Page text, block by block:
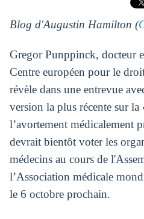
Blog d'Augustin Hamilton (
Gregor Punppinck, docteur
Centre européen pour le
révèle dans une entrevue
version la plus récente sur la
l’avortement médicalement
devrait bientôt voter les
médecins au cours de
l’Association médicale
le 6 octobre prochain.